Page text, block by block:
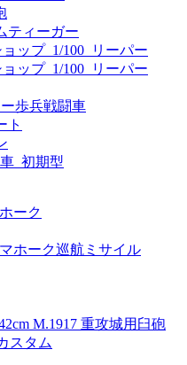
ティーガー
ップ_1/100_リーパー
ップ_1/100_リーパー
歩兵戦闘車
ト
_初期型
ーク
ホーク巡航ミサイル
M.1917 重攻城用臼砲
スタム